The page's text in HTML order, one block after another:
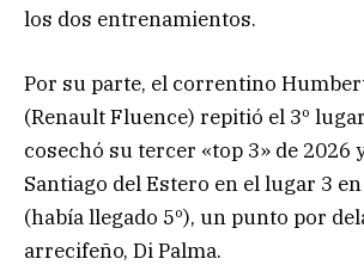
los dos entrenamientos.
Por su parte, el correntino
(Renault Fluence) repitió el 3º
cosechó su tercer «top 3» de 2026
Santiago del Estero en el lugar 3
(había llegado 5º), un punto por
arrecifeño, Di Palma.